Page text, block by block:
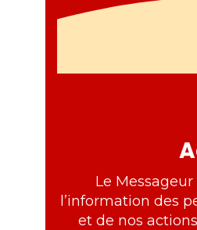
Le
l’information des
et de nos